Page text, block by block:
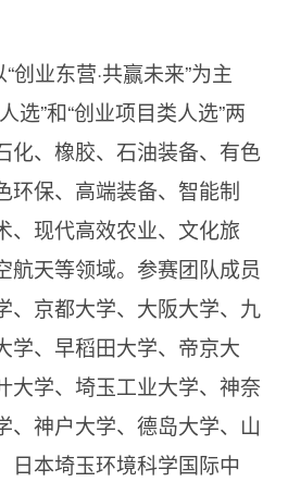
创业东营·共赢未来”为主
选”和“创业项目类人选”两
化、橡胶、石油装备、有色
环保、高端装备、智能制
、现代高效农业、文化旅
航天等领域。参赛团队成员
、京都大学、大阪大学、九
学、早稻田大学、帝京大
大学、埼玉工业大学、神奈
、神户大学、德岛大学、山
日本埼玉环境科学国际中